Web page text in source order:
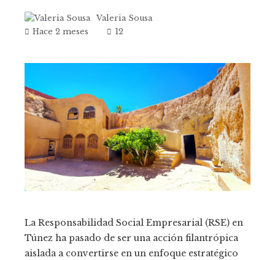
Valeria Sousa
Hace 2 meses
12
La Responsabilidad Social Empresarial (RSE) en
Túnez ha pasado de ser una acción filantrópica
aislada a convertirse en un enfoque estratégico